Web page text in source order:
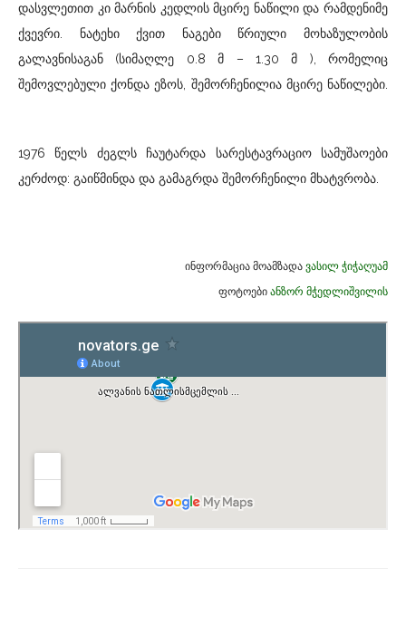
დასვლეთით კი მარნის კედლის მცირე ნაწილი და რამდენიმე
ქვევრი. ნატეხი ქვით ნაგები წრიული მოხაზულობის
გალავნისაგან (სიმაღლე 0.8 მ – 1.30 მ ), რომელიც
შემოვლებული ქონდა ეზოს, შემორჩენილია მცირე ნაწილები.
1976 წელს ძეგლს ჩაუტარდა სარესტავრაციო სამუშაოები
კერძოდ: გაიწმინდა და გამაგრდა შემორჩენილი მხატვრობა.
ინფორმაცია მოამზადა ვასილ ჭიჭაღუამ
ფოტოები ანზორ მჭედლიშვილის